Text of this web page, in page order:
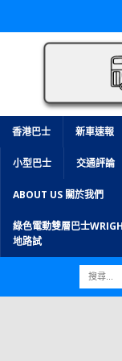
香港巴士 新車速報
小型巴士 交通評論
ABOUT US 關於我們
綠色電動雙層巴士
地路試